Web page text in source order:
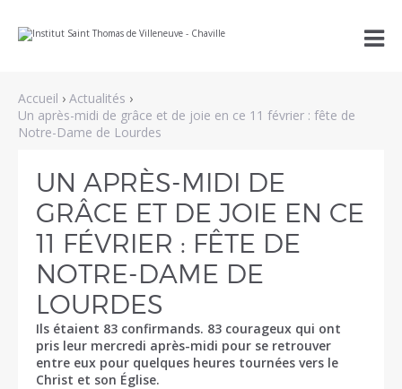
au
la
navigation
personnels

Accueil › Actualités ›
Un après-midi de grâce et de joie en ce 11 février : fête de
Notre-Dame de Lourdes
UN APRÈS-MIDI DE
GRÂCE ET DE JOIE EN CE
11 FÉVRIER : FÊTE DE
NOTRE-DAME DE
LOURDES
Ils étaient 83 confirmands. 83 courageux qui ont
pris leur mercredi après-midi pour se retrouver
entre eux pour quelques heures tournées vers le
Christ et son Église.